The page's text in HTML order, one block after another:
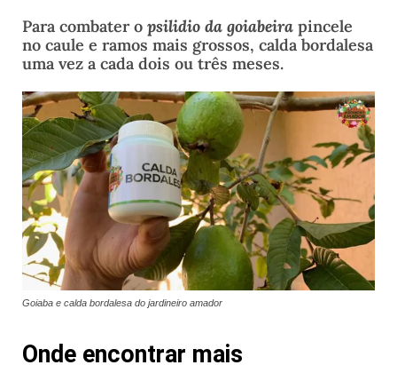
Para combater o psilidio da goiabeira pincele
no caule e ramos mais grossos, calda bordalesa
uma vez a cada dois ou três meses.
Goiaba e calda bordalesa do jardineiro amador
Onde encontrar mais